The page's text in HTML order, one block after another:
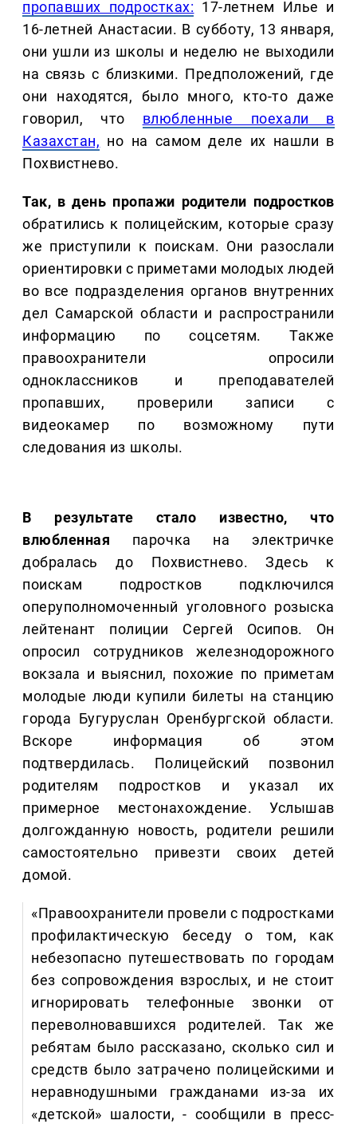
пропавших подростках: 17-летнем Илье и
16-летней Анастасии. В субботу, 13 января,
они ушли из школы и неделю не выходили
на связь с близкими. Предположений, где
они находятся, было много, кто-то даже
говорил, что влюбленные поехали в
Казахстан, но на самом деле их нашли в
Похвистнево.
Так, в день пропажи родители подростков
обратились к полицейским, которые сразу
же приступили к поискам. Они разослали
ориентировки с приметами молодых людей
во все подразделения органов внутренних
дел Самарской области и распространили
информацию по соцсетям. Также
правоохранители опросили
одноклассников и преподавателей
пропавших, проверили записи с
видеокамер по возможному пути
следования из школы.
В результате стало известно, что
влюбленная парочка на электричке
добралась до Похвистнево. Здесь к
поискам подростков подключился
оперуполномоченный уголовного розыска
лейтенант полиции Сергей Осипов. Он
опросил сотрудников железнодорожного
вокзала и выяснил, похожие по приметам
молодые люди купили билеты на станцию
города Бугуруслан Оренбургской области.
Вскоре информация об этом
подтвердилась. Полицейский позвонил
родителям подростков и указал их
примерное местонахождение. Услышав
долгожданную новость, родители решили
самостоятельно привезти своих детей
домой.
«Правоохранители провели с подростками
профилактическую беседу о том, как
небезопасно путешествовать по городам
без сопровождения взрослых, и не стоит
игнорировать телефонные звонки от
переволновавшихся родителей. Так же
ребятам было рассказано, сколько сил и
средств было затрачено полицейскими и
неравнодушными гражданами из-за их
«детской» шалости, - сообщили в пресс-